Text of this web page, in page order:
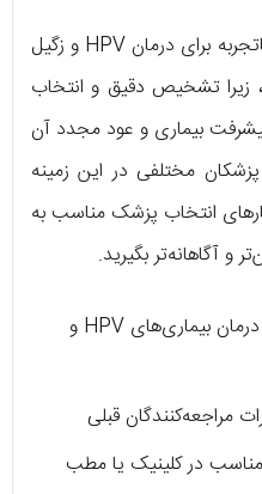
انتخاب یک پزشک متخصص و باتجربه برای درمان HPV و زگیل
زیرا تشخیص دقیق و انتخاب
بیماری و عود مجدد آن
مختلفی در این زمینه
انتخاب پزشک مناسب به
آگاهانه‌تر بگیرید.
تخصص و تجربه پزشک در درمان بیماری‌های HPV و
مراجعه‌کنندگان قبلی
در کلینیک یا مطب